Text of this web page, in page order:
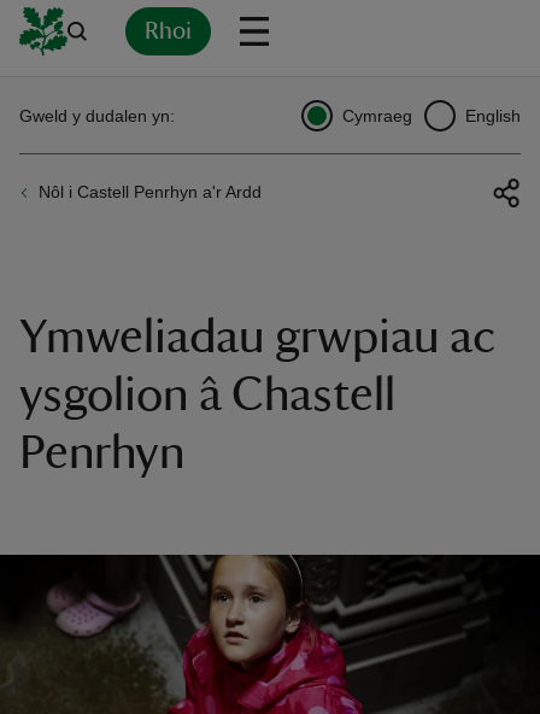
Rhoi
Nôl i Castell Penrhyn a'r Ardd
Gweld y dudalen yn: Cymraeg English
Ymweliadau grwpiau ac
ysgolion â Chastell
Penrhyn